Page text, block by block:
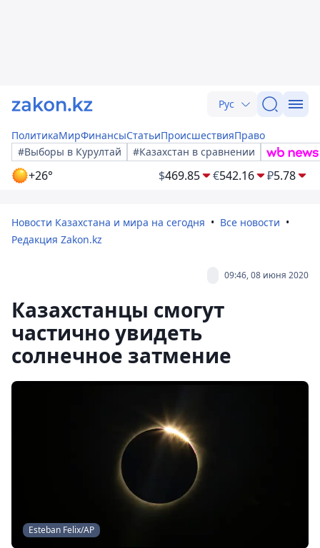
Рус
ПолитикаМирФинансыСтатьиПроисшествияПраво
#Выборы в Курултай
#Казахстан в сравнении
+26° $469.85 €542.16 ₽5.78
Новости Казахстана и мира на сегодня
Все новости
Редакция Zakon.kz
09:46, 08 июня 2020
Казахстанцы смогут
частично увидеть
солнечное затмение
Esteban Felix/AP